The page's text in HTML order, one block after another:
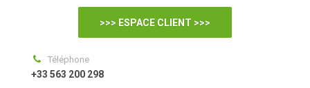
>>> ESPACE CLIENT >>>
Téléphone
+33 563 200 298